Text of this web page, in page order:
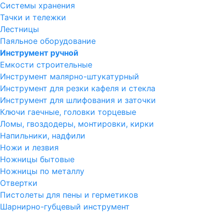
Системы хранения
Тачки и тележки
Лестницы
Паяльное оборудование
Инструмент ручной
Емкости строительные
Инструмент малярно-штукатурный
Инструмент для резки кафеля и стекла
Инструмент для шлифования и заточки
Ключи гаечные, головки торцевые
Ломы, гвоздодеры, монтировки, кирки
Напильники, надфили
Ножи и лезвия
Ножницы бытовые
Ножницы по металлу
Отвертки
Пистолеты для пены и герметиков
Шарнирно-губцевый инструмент